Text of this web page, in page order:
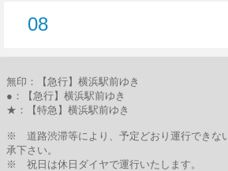
08
無印：【急行】横浜駅前ゆき
●：【急行】横浜駅前ゆき
★：【特急】横浜駅前ゆき
※ 道路渋滞等により、予定どおり運行できな
承下さい。
※ 祝日は休日ダイヤで運行いたします。